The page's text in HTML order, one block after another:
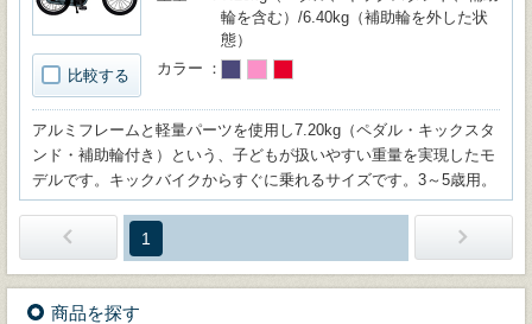
比較する
輪を含む）/6.40kg（補助輪を外した状
態）
カラー
アルミフレームと軽量パーツを使用し7.20kg（ペダル・キックスタ
ンド・補助輪付き）という、子どもが扱いやすい重量を実現したモ
デルです。キックバイクからすぐに乗れるサイズです。3～5歳用。
1
商品を探す